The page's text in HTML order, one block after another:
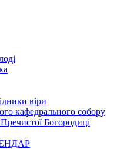
віри
кафедрального собору
Богородиці